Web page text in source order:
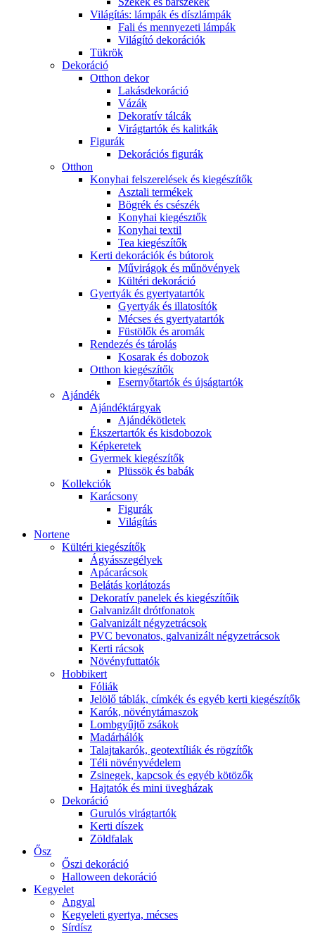
Világítás: lámpák és díszlámpák
Fali és mennyezeti lámpák
Világító dekorációk
Tükrök
Dekoráció
Otthon dekor
Lakásdekoráció
Vázák
Dekoratív tálcák
Virágtartók és kalitkák
Figurák
Dekorációs figurák
Otthon
Konyhai felszerelések és kiegészítők
Asztali termékek
Bögrék és csészék
Konyhai kiegésztők
Konyhai textil
Tea kiegészítők
Kerti dekorációk és bútorok
Művirágok és műnövények
Kültéri dekoráció
Gyertyák és gyertyatartók
Gyertyák és illatosítók
Mécses és gyertyatartók
Füstölők és aromák
Rendezés és tárolás
Kosarak és dobozok
Otthon kiegészítők
Esernyőtartók és újságtartók
Ajándék
Ajándéktárgyak
Ajándékötletek
Ékszertartók és kisdobozok
Képkeretek
Gyermek kiegészítők
Plüssök és babák
Kollekciók
Karácsony
Figurák
Világítás
Nortene
Kültéri kiegészítők
Ágyásszegélyek
Apácarácsok
Belátás korlátozás
Dekoratív panelek és kiegészítőik
Galvanizált drótfonatok
Galvanizált négyzetrácsok
PVC bevonatos, galvanizált négyzetrácsok
Kerti rácsok
Növényfuttatók
Hobbikert
Fóliák
Jelölő táblák, címkék és egyéb kerti kiegészítők
Karók, növénytámaszok
Lombgyűjtő zsákok
Madárhálók
Talajtakarók, geotextíliák és rögzítők
Téli növényvédelem
Zsinegek, kapcsok és egyéb kötözők
Hajtatók és mini üvegházak
Dekoráció
Gurulós virágtartók
Kerti díszek
Zöldfalak
Ősz
Őszi dekoráció
Halloween dekoráció
Kegyelet
Angyal
Kegyeleti gyertya, mécses
Sírdísz